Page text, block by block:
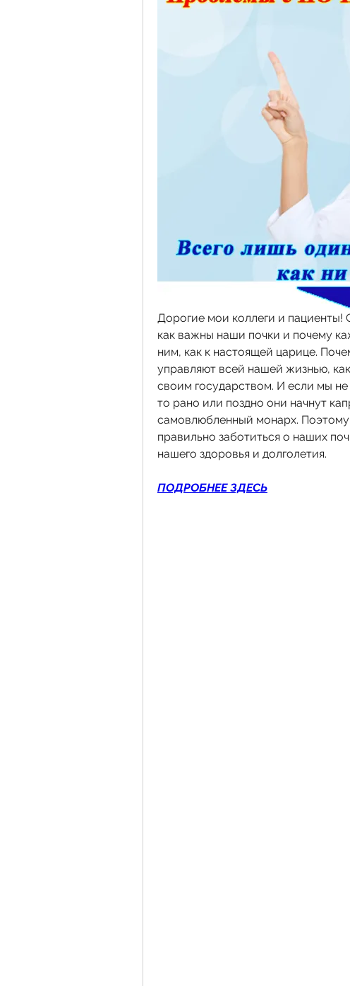
Дорогие мои коллеги и пациенты!
как важны наши почки и почему
ним, как к настоящей царице.
управляют всей нашей жизнью,
своим государством. И если мы
то рано или поздно они начнут
самовлюбленный монарх.
правильно заботиться о наших
нашего здоровья и долголетия.
ПОДРОБНЕЕ ЗДЕСЬ